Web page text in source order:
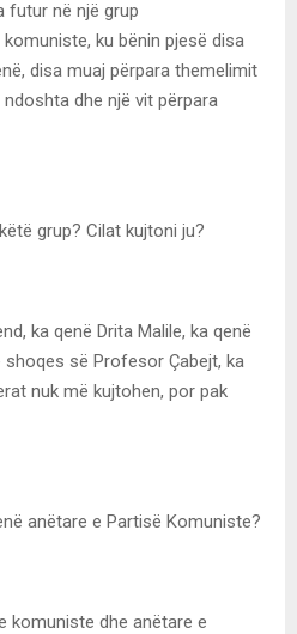
futur në një grup
ku bënin pjesë disa
disa muaj përpara themelimit
dhe një vit përpara
grup? Cilat kujtoni ju?
ka qenë Drita Malile, ka qenë
së Profesor Çabejt, ka
nuk më kujtohen, por pak
anëtare e Partisë Komuniste?
komuniste dhe anëtare e